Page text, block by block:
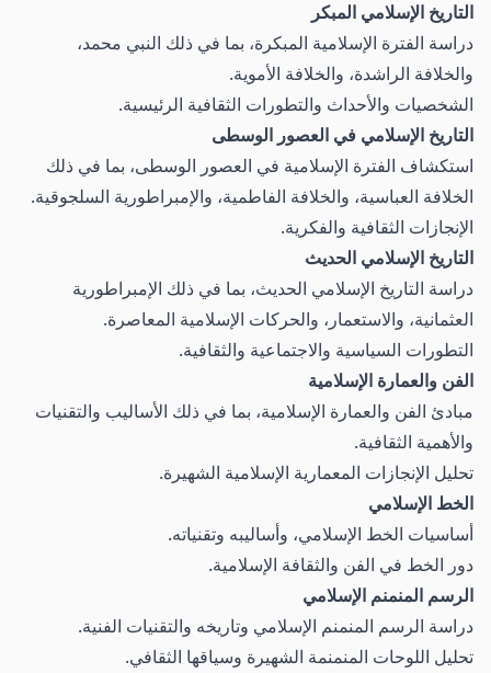
التاريخ الإسلامي المبكر
دراسة الفترة الإسلامية المبكرة، بما في ذلك النبي محمد،
والخلافة الراشدة، والخلافة الأموية.
الشخصيات والأحداث والتطورات الثقافية الرئيسية.
التاريخ الإسلامي في العصور الوسطى
استكشاف الفترة الإسلامية في العصور الوسطى، بما في ذلك
الخلافة العباسية، والخلافة الفاطمية، والإمبراطورية السلجوقية.
الإنجازات الثقافية والفكرية.
التاريخ الإسلامي الحديث
دراسة التاريخ الإسلامي الحديث، بما في ذلك الإمبراطورية
العثمانية، والاستعمار، والحركات الإسلامية المعاصرة.
التطورات السياسية والاجتماعية والثقافية.
الفن والعمارة الإسلامية
مبادئ الفن والعمارة الإسلامية، بما في ذلك الأساليب والتقنيات
والأهمية الثقافية.
تحليل الإنجازات المعمارية الإسلامية الشهيرة.
الخط الإسلامي
أساسيات الخط الإسلامي، وأساليبه وتقنياته.
دور الخط في الفن والثقافة الإسلامية.
الرسم المنمنم الإسلامي
دراسة الرسم المنمنم الإسلامي وتاريخه والتقنيات الفنية.
تحليل اللوحات المنمنمة الشهيرة وسياقها الثقافي.